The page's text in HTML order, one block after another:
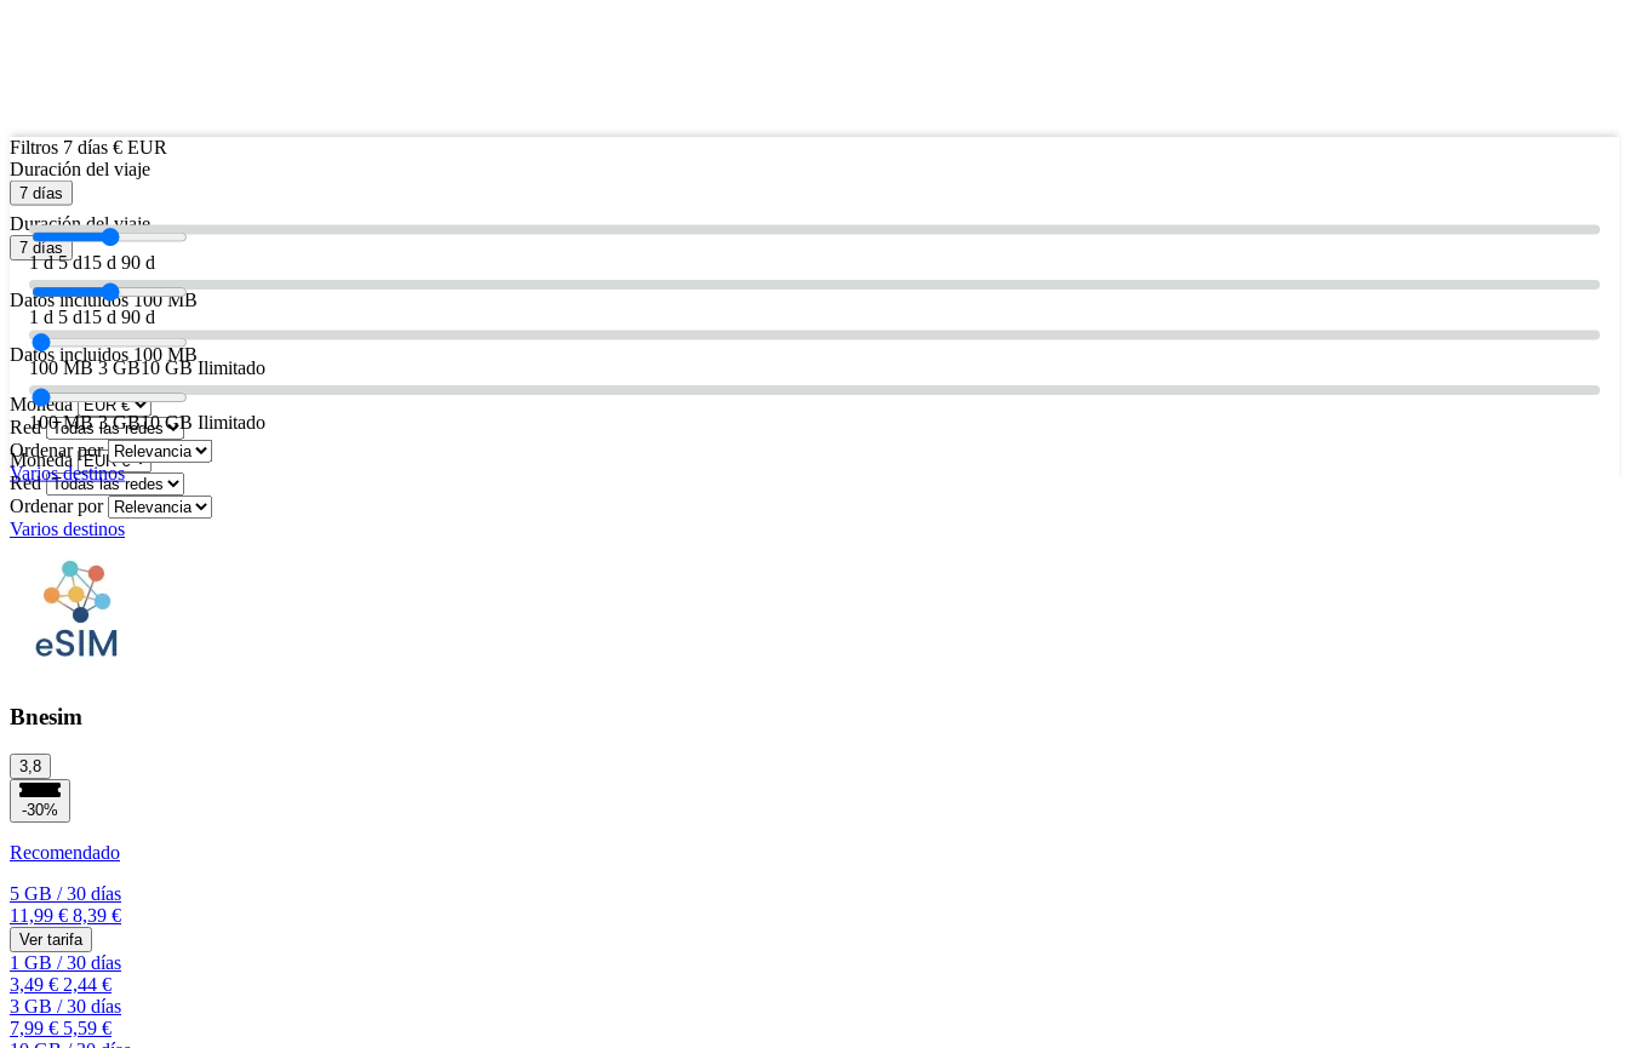
Filtros 7 días € EUR
Duración del viaje
7 días
1 d 5 d15 d 90 d
Datos incluidos 100 MB
100 MB 3 GB10 GB Ilimitado
Moneda
Red
Ordenar por
Varios destinos
Duración del viaje
7 días
1 d 5 d15 d 90 d
Datos incluidos 100 MB
100 MB 3 GB10 GB Ilimitado
Moneda
Red
Ordenar por
Varios destinos
Bnesim
3,8
-30%
Recomendado
5 GB /30 días
11,99 € 8,39 €
Ver tarifa
1 GB /30 días
3,49 € 2,44 €
3 GB /30 días
7,99 € 5,59 €